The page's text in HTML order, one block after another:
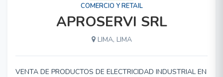
COMERCIO Y RETAIL
APROSERVI SRL
LIMA, LIMA
VENTA DE PRODUCTOS DE ELECTRICIDAD INDUSTRIAL EN